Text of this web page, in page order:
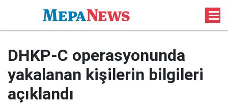
DHKP-C operasyonunda
yakalanan kişilerin bilgileri
açıklandı